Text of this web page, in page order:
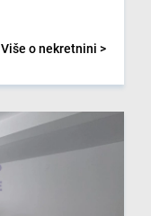
Više o nekretnini >